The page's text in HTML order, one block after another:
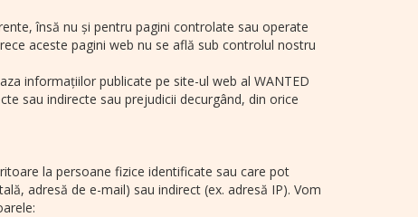
însă nu și pentru pagini controlate sau operate
aceste pagini web nu se află sub controlul nostru
informațiilor publicate pe site-ul web al WANTED
sau indirecte sau prejudicii decurgând, din orice
la persoane fizice identificate sau care pot
adresă de e-mail) sau indirect (ex. adresă IP). Vom